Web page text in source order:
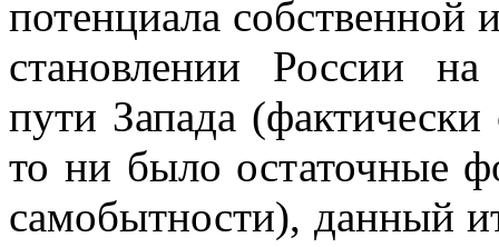
потенциала
становлении России на
пути Запада
то ни было остаточные
самобытности), данный